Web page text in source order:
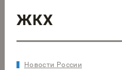
ЖКХ
Новости России